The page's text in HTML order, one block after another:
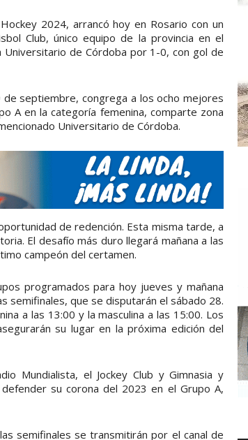
2024, arrancó hoy en Rosario con un
Club, único equipo de la provincia en el
de Córdoba por 1-0, con gol de
septiembre, congrega a los ocho mejores
A en la categoría femenina, comparte zona
Universitario de Córdoba.
de redención. Esta misma tarde, a
El desafío más duro llegará mañana a las
campeón del certamen.
programados para hoy jueves y mañana
semifinales, que se disputarán el sábado 28.
a las 13:00 y la masculina a las 15:00. Los
su lugar en la próxima edición del
Mundialista, el Jockey Club y Gimnasia y
defender su corona del 2023 en el Grupo A,
semifinales se transmitirán por el canal de